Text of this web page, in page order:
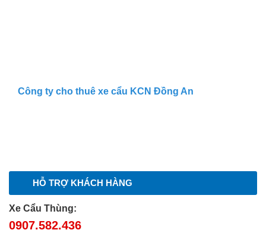
HỖ TRỢ KHÁCH HÀNG
Xe Cẩu Thùng:
0907.582.436
Công ty cho thuê xe cẩu KCN Đồng An